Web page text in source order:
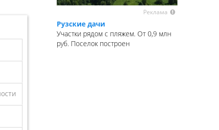
Реклама
Рузские дачи
Участки рядом с пляжем. От 0,9 млн
руб. Поселок построен